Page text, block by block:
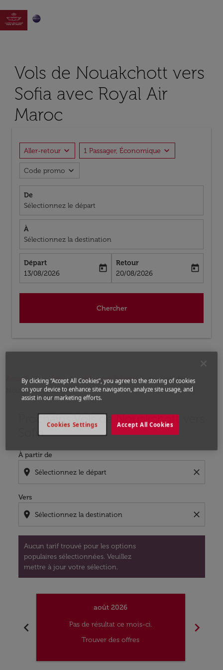

Vols de Nouakchott vers
Sofia avec Royal Air
Maroc
Aller-retour expand_more 1 Passager, Économique expand_more
Code promo expand_more
De
Sélectionnez le départ
À
Sélectionnez la destination
Départ
fc-booking-departure-date-aria-label
13/08/2026
today
Retour
fc-booking-return-date-aria-label
20/08/2026
today
Chercher
Accueil Vols Vols pour Bulgarie
Vols de
Nouakchott a Sofia
Prochains Vols de Nouakchott vers
Sofia
À partir de
location_on close
Vers
location_on close
Aucun tarif trouvé pour les options
populaires sélectionnées. Veuillez
mettre à jour votre sélection.
Aucun tarif trouvé pour les options populaires
chevron_left
août 2026
Pas de résultat ce mois-ci.
Trouver des offres
chevron_right
By clicking “Accept All Cookies”, you agree to the storing of cookies
on your device to enhance site navigation, analyze site usage, and
assist in our marketing efforts.
Accept All Cookies
Cookies Settings